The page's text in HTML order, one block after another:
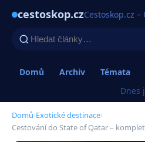
cestoskop.czCestoskop.cz
Domů Archiv Témata
Dnes
Domů›Exotické destinace›
Cestování do State of Qatar –